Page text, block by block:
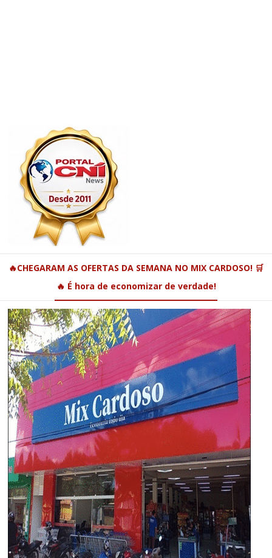
🔥CHEGARAM AS OFERTAS DA SEMANA NO MIX CARDOSO! 🛒
🔥 É hora de economizar de verdade!